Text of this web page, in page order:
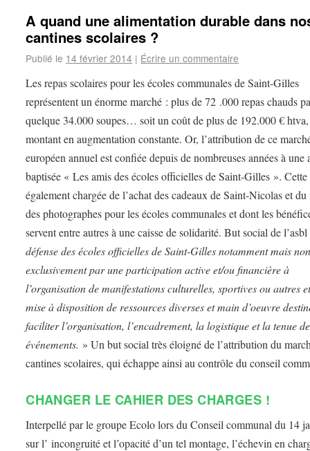
A quand une alimentation durable dans
cantines scolaires ?
Publié le 14 février 2014 | Écrire un commentaire
Les repas scolaires pour les écoles communales de Saint-Gilles
représentent un énorme marché : plus de 72 .000 repas chauds
quelque 34.000 soupes… soit un coût de plus de 192.000 € htva,
montant en augmentation constante. Or, l’attribution de ce
européen annuel est confiée depuis de nombreuses années à une
baptisée « Les amis des écoles officielles de Saint-Gilles ». Cette
également chargée de l’achat des cadeaux de Saint-Nicolas et du
des photographes pour les écoles communales et dont les
servent entre autres à une caisse de solidarité. But social de
défense des écoles officielles de Saint-Gilles notamment mais
exclusivement par une participation active et/ou financière à
l’organisation de manifestations culturelles, sportives ou autres
mise à disposition de ressources diverses et main d’oeuvre
faciliter l’organisation, l’encadrement, la logistique et la tenue
événements. » Un but social très éloigné de l’attribution du
cantines scolaires, qui échappe ainsi au contrôle du conseil
CHANGER LE CAHIER DES CHARGES !
Interpellé par le groupe Ecolo lors du Conseil communal du 14
sur l’ incongruité et l’opacité d’un tel montage, l’échevin en